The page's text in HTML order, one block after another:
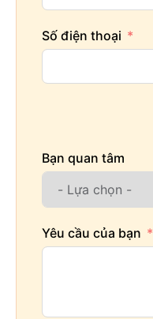
Số điện thoại
Bạn quan tâm
Yêu cầu của bạn